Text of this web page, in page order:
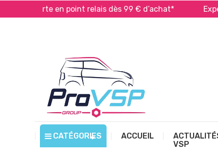
offerte en point relais dès 99 € d’achat*
CATÉGORIES ACCUEIL
VSP